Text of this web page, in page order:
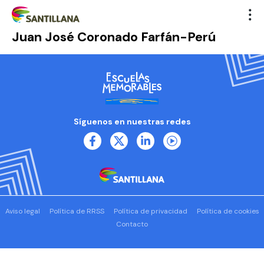
Juan José Coronado Farfán-Perú
Síguenos en nuestras redes
Aviso legal Política de RRSS Política de privacidad
Política de cookies
Contacto